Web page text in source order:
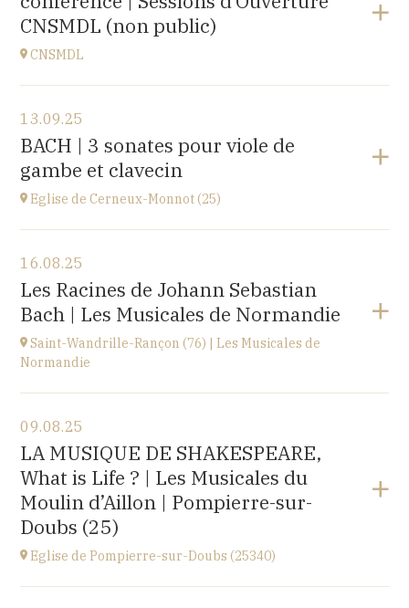
à20H00
Acheter vos billets
CNSMDL (non public)
CNSMDL
CNSMD | Conservatoire National Supérieur Musique
et Danse de Lyon
3 quai Chauveau, 69009 LYON
à
13.09.25
BACH | 3 sonates pour viole de
gambe et clavecin
Eglise de Cerneux-Monnot (25)
Eglise de Cerneux-Monnot (25)
lieu dit Les Cerneux-Monnots, 25210 Bonnétage
à20H00
16.08.25
Les Racines de Johann Sebastian
Bach | Les Musicales de Normandie
Saint-Wandrille-Rançon (76) | Les Musicales de
Normandie
Église Saint-Michel,
2 rue Saint-Jacques, Saint-Wandrille-Rançon
(76490)
à 17H
Acheter vos billets
09.08.25
LA MUSIQUE DE SHAKESPEARE,
What is Life ? | Les Musicales du
Moulin d’Aillon | Pompierre-sur-
Doubs (25)
Eglise de Pompierre-sur-Doubs (25340)